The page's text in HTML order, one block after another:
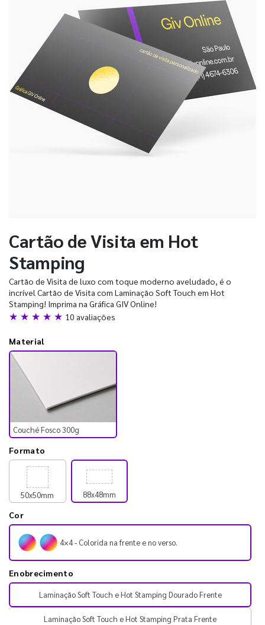
Cartão de Visita em Hot
Stamping
Cartão de Visita de luxo com toque moderno aveludado, é o
incrível Cartão de Visita com Laminação Soft Touch em Hot
Stamping! Imprima na Gráfica GIV Online!
★ ★ ★ ★ ★ 10 avaliações
Material
Couché Fosco 300g
Formato
50x50mm 88x48mm
Cor
4×4 - Colorida na frente e no verso.
Enobrecimento
Laminação Soft Touch e Hot Stamping Dourado Frente
Laminação Soft Touch e Hot Stamping Prata Frente